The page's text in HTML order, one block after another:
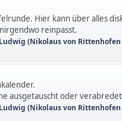
Hier kann über alles
reinpasst.
(Nikolaus von Rittenhofen
ausgetauscht oder
(Nikolaus von Rittenhofen